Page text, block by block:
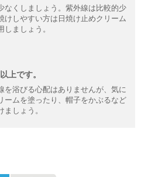
なくしましょう。紫外線は比較的少
けしやすい方は日焼け止めクリーム
ましょう。
上です。
を浴びる心配はありませんが、気に
ームを塗ったり、帽子をかぶるなど
しょう。